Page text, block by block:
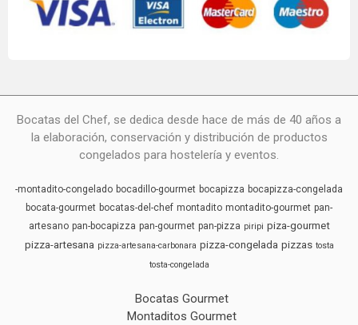
Bocatas del Chef, se dedica desde hace de más de 40 años a
la elaboración, conservación y distribución de productos
congelados para hostelería y eventos.
-montadito-congelado bocadillo-gourmet bocapizza bocapizza-congelada
bocata-gourmet bocatas-del-chef montadito montadito-gourmet pan-
artesano pan-bocapizza pan-gourmet pan-pizza piripi piza-gourmet
pizza-artesana pizza-artesana-carbonara pizza-congelada pizzas tosta
tosta-congelada
Bocatas Gourmet
Montaditos Gourmet